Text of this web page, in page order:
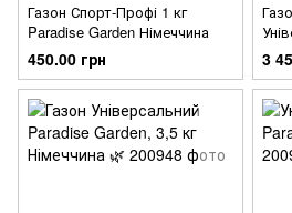
Газон Спорт-Профі 1 кг
Paradise Garden Німеччина
450.00 грн 3